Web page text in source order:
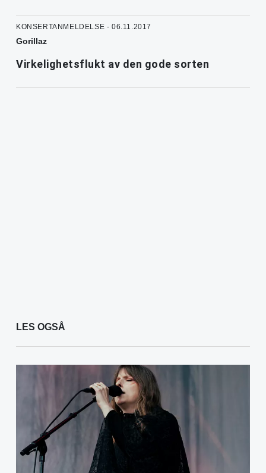
KONSERTANMELDELSE - 06.11.2017
Gorillaz
Virkelighetsflukt av den gode sorten
LES OGSÅ